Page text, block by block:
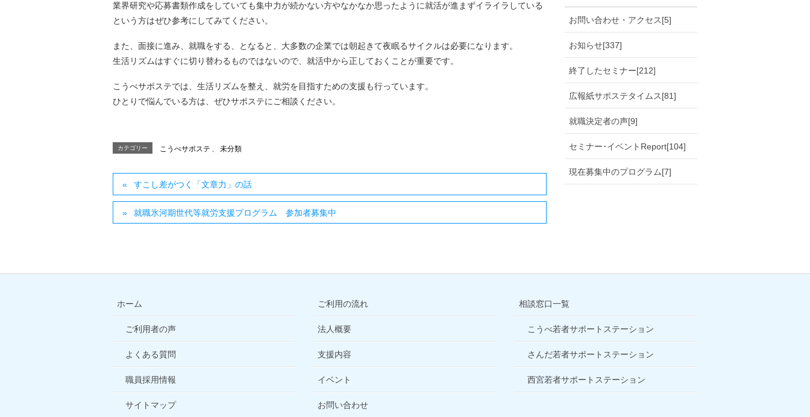
業界研究や応募書類作成をしていても集中力が続かない方やなかなか思ったように就活が進まずイライラしている
という方はぜひ参考にしてみてください。
また、面接に進み、就職をする、となると、大多数の企業では朝起きて夜眠るサイクルは必要になります。
生活リズムはすぐに切り替わるものではないので、就活中から正しておくことが重要です。
こうべサポステでは、生活リズムを整え、就労を目指すための支援も行っています。
ひとりで悩んでいる方は、ぜひサポステにご相談ください。
カテゴリー こうべサポステ 未分類
すこし差がつく「文章力」の話
就職氷河期世代等就労支援プログラム 参加者募集中
お問い合わせ・アクセス[5]
お知らせ[337]
終了したセミナー[212]
広報紙サポステタイムス[81]
就職決定者の声[9]
セミナー･イベントReport[104]
現在募集中のプログラム[7]
ホーム
ご利用者の声
よくある質問
職員採用情報
サイトマップ
ご利用の流れ
法人概要
支援内容
イベント
お問い合わせ
相談窓口一覧
こうべ若者サポートステーション
さんだ若者サポートステーション
西宮若者サポートステーション